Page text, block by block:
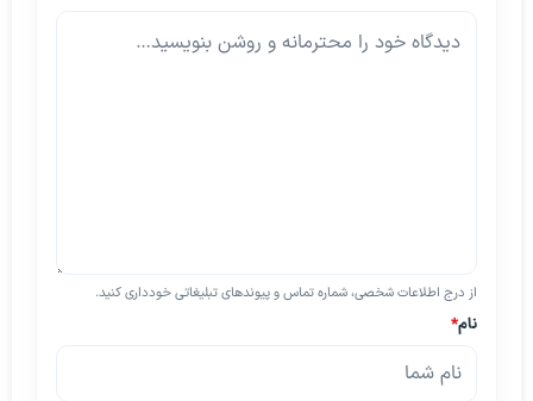
از درج اطلاعات شخصی، شماره تماس و پیوندهای تبلیغاتی خودداری کنید.
نام*